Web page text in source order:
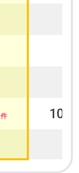
件